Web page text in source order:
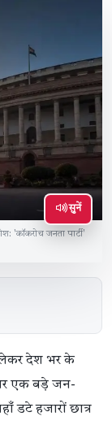
सुनें
'कॉकरोच जनता पार्टी'
लेकर देश भर के
एक बड़े जन-
डटे हजारों छात्र